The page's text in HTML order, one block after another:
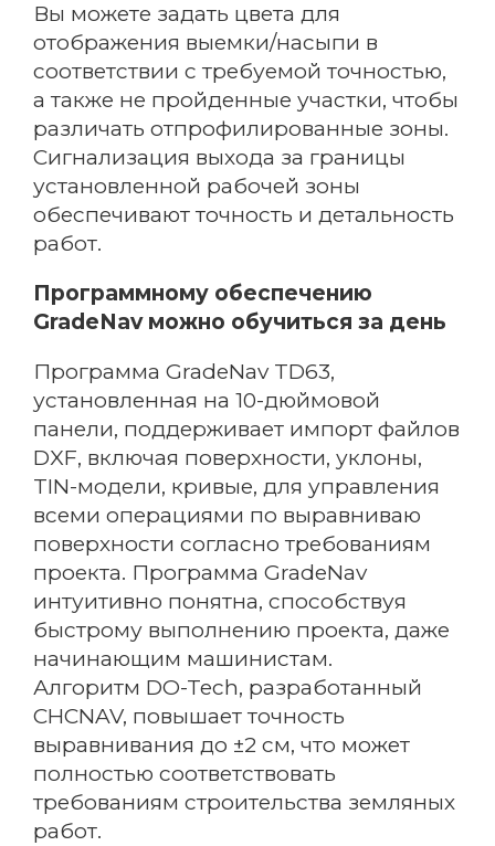
Вы можете задать цвета для
отображения выемки/насыпи в
соответствии с требуемой точностью,
а также не пройденные участки, чтобы
различать отпрофилированные зоны.
Сигнализация выхода за границы
установленной рабочей зоны
обеспечивают точность и детальность
работ.
Программному обеспечению
GradeNav можно обучиться за день
Программа GradeNav TD63,
установленная на 10-дюймовой
панели, поддерживает импорт файлов
DXF, включая поверхности, уклоны,
TIN-модели, кривые, для управления
всеми операциями по выравниваю
поверхности согласно требованиям
проекта. Программа GradeNav
интуитивно понятна, способствуя
быстрому выполнению проекта, даже
начинающим машинистам.
Алгоритм DO-Tech, разработанный
CHCNAV, повышает точность
выравнивания до ±2 см, что может
полностью соответствовать
требованиям строительства земляных
работ.
Способ связи
Я согласен с политикой
конфиденциальности